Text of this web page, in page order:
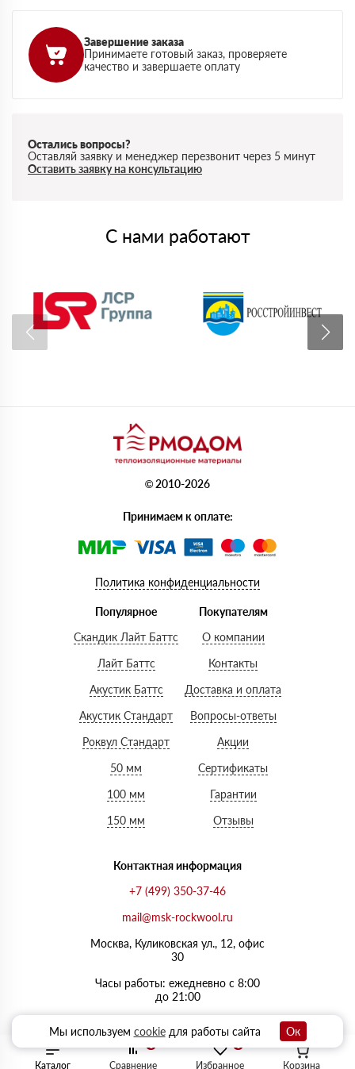
Каталог Избранное
Сравнение Корзина
Завершение заказа
Принимаете готовый заказ, проверяете
качество и завершаете оплату
Остались вопросы?
Оставляй заявку и менеджер перезвонит через 5 минут
Оставить заявку на консультацию
С нами работают
© 2010-2026
Принимаем к оплате:
Политика конфиденциальности
Популярное
Скандик Лайт Баттс
Лайт Баттс
Акустик Баттс
Акустик Стандарт
Роквул Стандарт
50 мм
100 мм
150 мм
Покупателям
О компании
Контакты
Доставка и оплата
Вопросы-ответы
Акции
Сертификаты
Гарантии
Отзывы
Контактная информация
+7 (499) 350-37-46
mail@msk-rockwool.ru
Москва, Куликовская ул., 12, офис
30
Часы работы: ежедневно с 8:00
до 21:00
Мы используем cookieдля работы сайта Ок